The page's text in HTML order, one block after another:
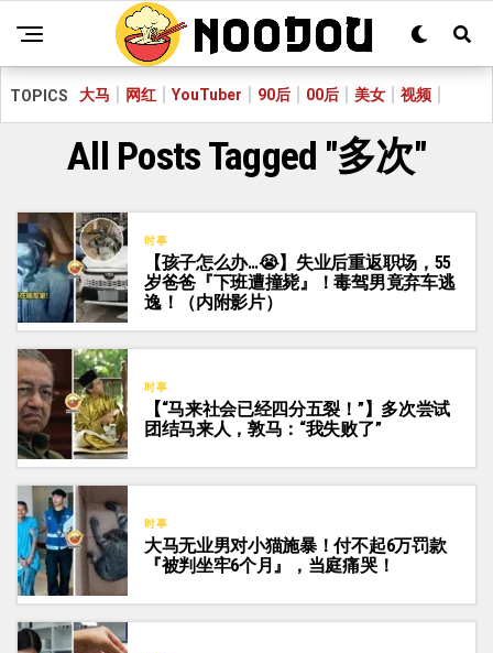
TOPICS 大马 网红 YouTuber 90后 00后 美女 视频
All Posts Tagged "多次"
时事
【孩子怎么办…😭】失业后重返职场，55
岁爸爸『下班遭撞毙』！毒驾男竟弃车逃
逸！（内附影片）
时事
【“马来社会已经四分五裂！”】多次尝试
团结马来人，敦马：“我失败了”
时事
大马无业男对小猫施暴！付不起6万罚款
『被判坐牢6个月』，当庭痛哭！